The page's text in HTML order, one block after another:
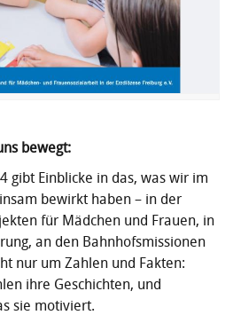
bewegt:
gibt Einblicke in das, was wir im
bewirkt haben – in der
für Mädchen und Frauen, in
an den Bahnhofsmissionen
nur um Zahlen und Fakten:
ihre Geschichten, und
sie motiviert.